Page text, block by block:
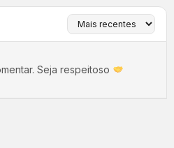
Seja respeitoso